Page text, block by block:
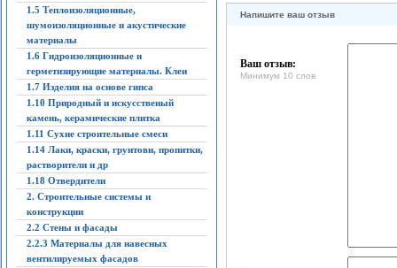
1.5 Теплоизоляционные,
шумоизоляционные и акустические
материалы
1.6 Гидроизоляционные и
герметизирующие материалы. Клеи
1.7 Изделия на основе гипса
1.10 Природный и искусственый
камень, керамические плитка
1.11 Сухие строительные смеси
1.14 Лаки, краски, грунтови, пропитки,
растворители и др
1.18 Отвердители
2. Строительные системы и
конструкции
2.2 Стены и фасады
2.2.3 Материалы для навесных
вентилируемых фасадов
Напишите ваш отзыв
Ваш отзыв:
Минимум 10 слов